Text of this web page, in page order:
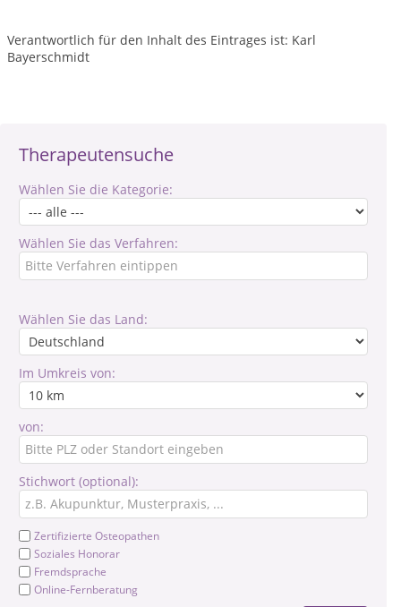
Therapeutensuche
Wählen Sie die Kategorie:
Wählen Sie das Verfahren:
Wählen Sie das Land:
Im Umkreis von:
von:
Stichwort (optional):
Zertifizierte Osteopathen
Soziales Honorar
Fremdsprache
Online-Fernberatung
Verantwortlich für den Inhalt des Eintrages ist: Karl
Bayerschmidt